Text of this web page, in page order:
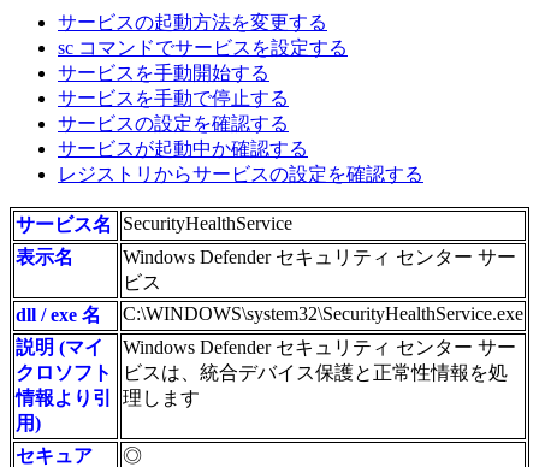
サービスの起動方法を変更する
sc コマンドでサービスを設定する
サービスを手動開始する
サービスを手動で停止する
サービスの設定を確認する
サービスが起動中か確認する
レジストリからサービスの設定を確認する
サービス名
SecurityHealthService
表示名
Windows Defender セキュリティ センター サー
ビス
dll / exe 名
C:\WINDOWS\system32\SecurityHealthService.exe
説明 (マイ
クロソフト
情報より引
用)
Windows Defender セキュリティ センター サー
ビスは、統合デバイス保護と正常性情報を処
理します
セキュア
◎